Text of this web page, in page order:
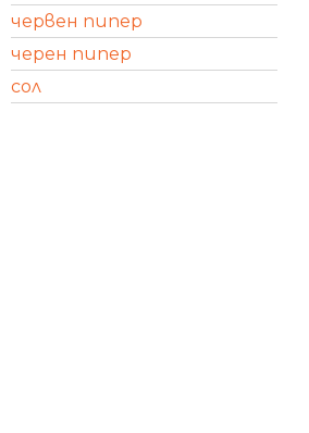
червен пипер
черен пипер
сол